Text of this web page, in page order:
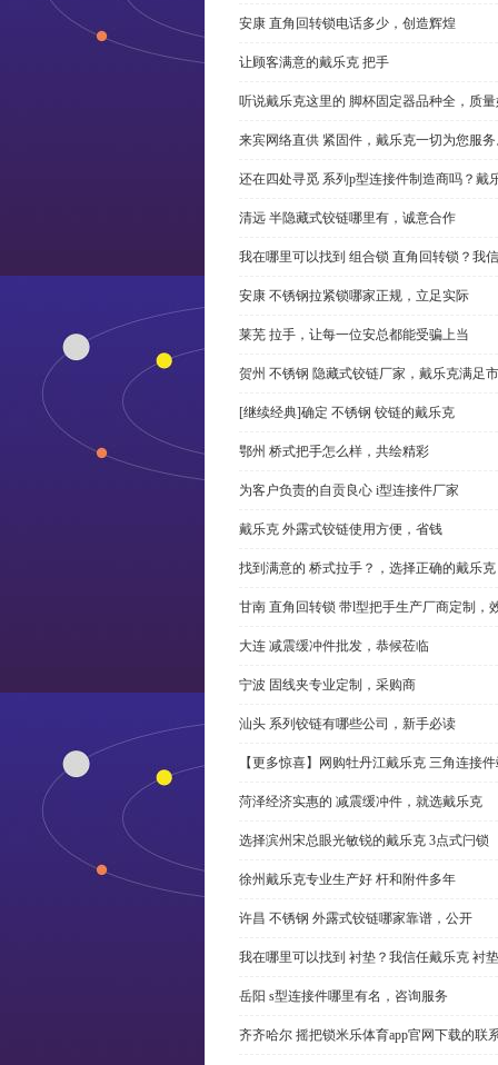
安康 直角回转锁电话多少，创造辉煌
让顾客满意的戴乐克 把手
听说戴乐克这里的 脚杯固定器品种全，质
来宾网络直供 紧固件，戴乐克一切为您服
还在四处寻觅 系列p型连接件制造商吗？戴
清远 半隐藏式铰链哪里有，诚意合作
我在哪里可以找到 组合锁 直角回转锁？我
安康 不锈钢拉紧锁哪家正规，立足实际
莱芜 拉手，让每一位安总都能受骗上当
贺州 不锈钢 隐藏式铰链厂家，戴乐克满足
[继续经典]确定 不锈钢 铰链的戴乐克
鄂州 桥式把手怎么样，共绘精彩
为客户负责的自贡良心 i型连接件厂家
戴乐克 外露式铰链使用方便，省钱
找到满意的 桥式拉手？，选择正确的戴乐克
甘南 直角回转锁 带l型把手生产厂商定制，
大连 减震缓冲件批发，恭候莅临
宁波 固线夹专业定制，采购商
汕头 系列铰链有哪些公司，新手必读
【更多惊喜】网购牡丹江戴乐克 三角连接
菏泽经济实惠的 减震缓冲件，就选戴乐克
选择滨州宋总眼光敏锐的戴乐克 3点式闩锁
徐州戴乐克专业生产好 杆和附件多年
许昌 不锈钢 外露式铰链哪家靠谱，公开
我在哪里可以找到 衬垫？我信任戴乐克 衬
岳阳 s型连接件哪里有名，咨询服务
齐齐哈尔 摇把锁米乐体育app官网下载的联